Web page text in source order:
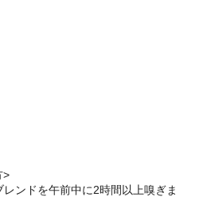
>
ンドを午前中に2時間以上嗅ぎま